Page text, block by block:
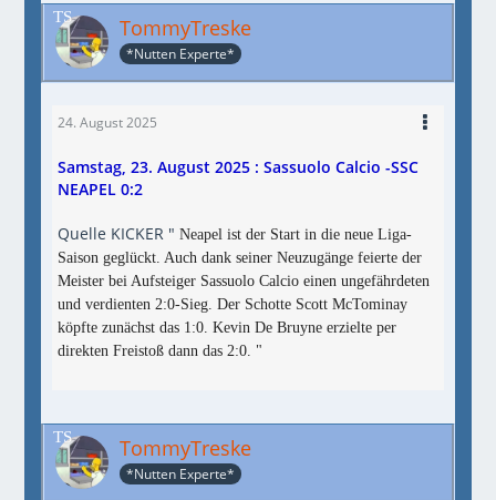
TommyTreske
*Nutten Experte*
24. August 2025
Samstag, 23. August 2025 : Sassuolo Calcio -SSC
NEAPEL 0:2
Quelle KICKER "Neapel ist der Start in die neue Liga-
Saison geglückt. Auch dank seiner Neuzugänge feierte der
Meister bei Aufsteiger Sassuolo Calcio einen ungefährdeten
und verdienten 2:0-Sieg. Der Schotte Scott McTominay
köpfte zunächst das 1:0. Kevin De Bruyne erzielte per
direkten Freistoß dann das 2:0. "
TommyTreske
*Nutten Experte*